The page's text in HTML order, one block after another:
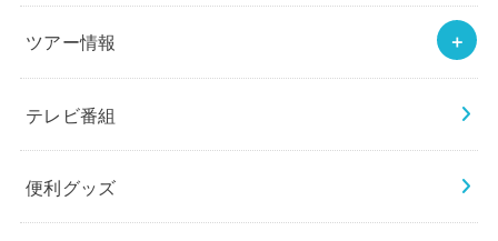
ツアー情報
テレビ番組
便利グッズ